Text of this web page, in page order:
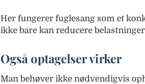
Her fungerer fuglesang som et
ikke bare kan reducere
Også optagelser virker
Man behøver ikke nødvendigvis